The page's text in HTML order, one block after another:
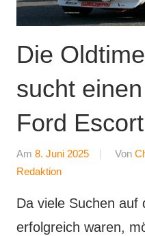
Die
sucht
Ford
Am 8. Juni 2025 Von
Redaktion
Da viele Suchen auf
erfolgreich waren,